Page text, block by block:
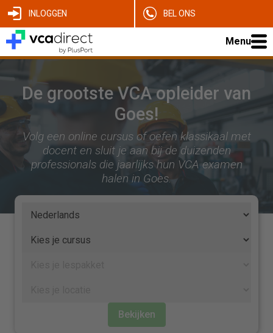
INLOGGEN BEL ONS
Menu
De grootste VCA opleider van
Goes!
Volg een online cursus of oefen klassikaal met
docent en sluit je aan bij de duizenden
professionals die jaarlijks hun VCA examen
halen in Goes.
Bekijken